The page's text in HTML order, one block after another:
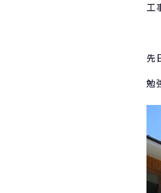
工
先
勉